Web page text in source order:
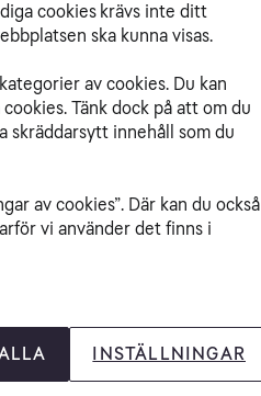
Relaterade artiklar
Fakturaguide
cookies krävs inte ditt
ska kunna visas.
av cookies. Du kan
Tänk dock på att om du
skräddarsytt innehåll som du
av cookies”. Där kan du också
vi använder det finns i
INSTÄLLNINGAR